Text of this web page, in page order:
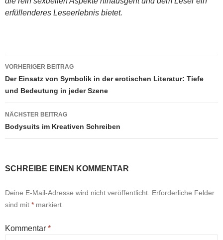
erfüllenderes Leseerlebnis bietet.
Beitragsnavigation
VORHERIGER BEITRAG
Der Einsatz von Symbolik in der erotischen Literatur: Tiefe
und Bedeutung in jeder Szene
NÄCHSTER BEITRAG
Bodysuits im Kreativen Schreiben
SCHREIBE EINEN KOMMENTAR
Deine E-Mail-Adresse wird nicht veröffentlicht. Erforderliche Felder
sind mit * markiert
Kommentar *